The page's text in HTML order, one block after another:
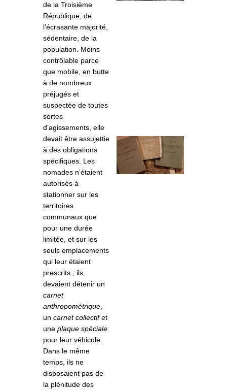
de la Troisième
République, de
l’écrasante majorité,
sédentaire, de la
population. Moins
contrôlable parce
que mobile, en butte
à de nombreux
préjugés et
suspectée de toutes
sortes
d’agissements, elle
devait être assujettie
à des obligations
spécifiques. Les
nomades n’étaient
autorisés à
stationner sur les
territoires
communaux que
pour une durée
limitée, et sur les
seuls emplacements
qui leur étaient
prescrits ; ils
devaient détenir un
carnet
anthropométrique,
un carnet collectifet
une plaque spéciale
pour leur véhicule.
Dans le même
temps, ils ne
disposaient pas de
la plénitude des